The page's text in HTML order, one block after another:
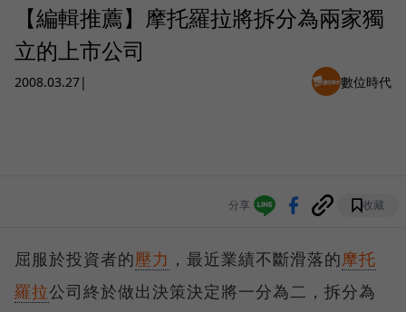
【編輯推薦】摩托羅拉將拆分為兩家獨
立的上市公司
2008.03.27| 數位時代
分享 收藏
屈服於投資者的壓力 ，最近業績不斷滑落的摩托
羅拉公司終於做出決策決定將一分為二，拆分為